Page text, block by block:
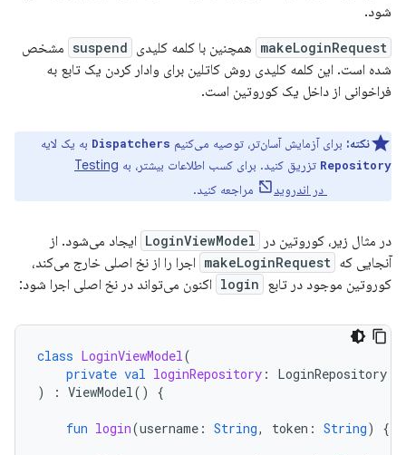
شود.
makeLoginRequest همچنین با کلمه کلیدی suspend مشخص
شده است. این کلمه کلیدی روش کاتلین برای وادار کردن یک تابع به
فراخوانی از داخل یک کوروتین است.
نکته: برای آزمایش آسان‌تر، توصیه می‌کنیم Dispatchers به یک لایه
Repository تزریق کنید. برای کسب اطلاعات بیشتر، به Testing
مراجعه کنید.
در مثال زیر، کوروتین در LoginViewModel ایجاد می‌شود. از
آنجایی که makeLoginRequest اجرا را از نخ اصلی خارج می‌کند،
کوروتین موجود در تابع login اکنون می‌تواند در نخ اصلی اجرا شود:
class LoginViewModel(
private val loginRepository :
LoginRepository
)
: ViewModel() {
fun login(username : String, token : String) {